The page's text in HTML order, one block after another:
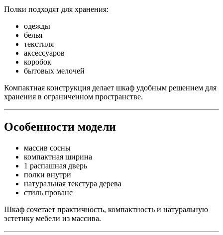
Полки подходят для хранения:
одежды
белья
текстиля
аксессуаров
коробок
бытовых мелочей
Компактная конструкция делает шкаф удобным решением для
хранения в ограниченном пространстве.
Особенности модели
массив сосны
компактная ширина
1 распашная дверь
полки внутри
натуральная текстура дерева
стиль прованс
Шкаф сочетает практичность, компактность и натуральную
эстетику мебели из массива.